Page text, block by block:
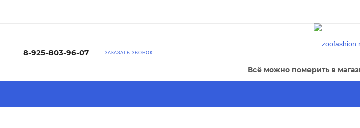
8-925-803-96-07 ЗАКАЗАТЬ ЗВОНОК
Всё можно померить в